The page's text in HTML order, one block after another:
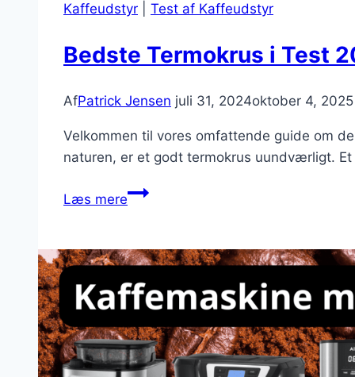
Kaffeudstyr Test af Kaffeudstyr
Bedste Termokrus i Test
AfPatrick Jensen juli 31, 2024oktober 4, 2025
Velkommen til vores omfattende guide om
naturen, er et godt termokrus uundværligt.
Læs mereBedste
Test
–
vores
bud